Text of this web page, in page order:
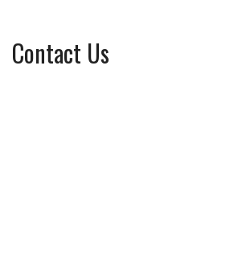
Contact Us